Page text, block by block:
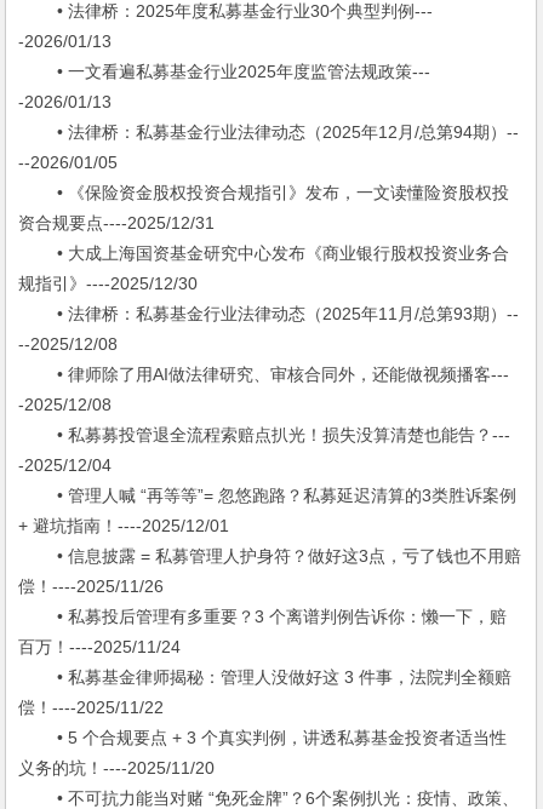
• 法律桥：2025年度私募基金行业30个典型判例---
-2026/01/13
• 一文看遍私募基金行业2025年度监管法规政策---
-2026/01/13
• 法律桥：私募基金行业法律动态（2025年12月/总第94期）--
--2026/01/05
• 《保险资金股权投资合规指引》发布，一文读懂险资股权投
资合规要点----2025/12/31
• 大成上海国资基金研究中心发布《商业银行股权投资业务合
规指引》----2025/12/30
• 法律桥：私募基金行业法律动态（2025年11月/总第93期）--
--2025/12/08
• 律师除了用AI做法律研究、审核合同外，还能做视频播客---
-2025/12/08
• 私募募投管退全流程索赔点扒光！损失没算清楚也能告？---
-2025/12/04
• 管理人喊 “再等等”= 忽悠跑路？私募延迟清算的3类胜诉案例
+ 避坑指南！----2025/12/01
• 信息披露 = 私募管理人护身符？做好这3点，亏了钱也不用赔
偿！----2025/11/26
• 私募投后管理有多重要？3 个离谱判例告诉你：懒一下，赔
百万！----2025/11/24
• 私募基金律师揭秘：管理人没做好这 3 件事，法院判全额赔
偿！----2025/11/22
• 5 个合规要点 + 3 个真实判例，讲透私募基金投资者适当性
义务的坑！----2025/11/20
• 不可抗力能当对赌 “免死金牌”？6个案例扒光：疫情、政策、